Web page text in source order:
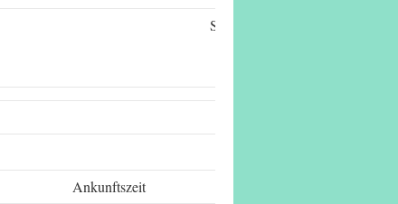
Seite:
Ankunftszeit